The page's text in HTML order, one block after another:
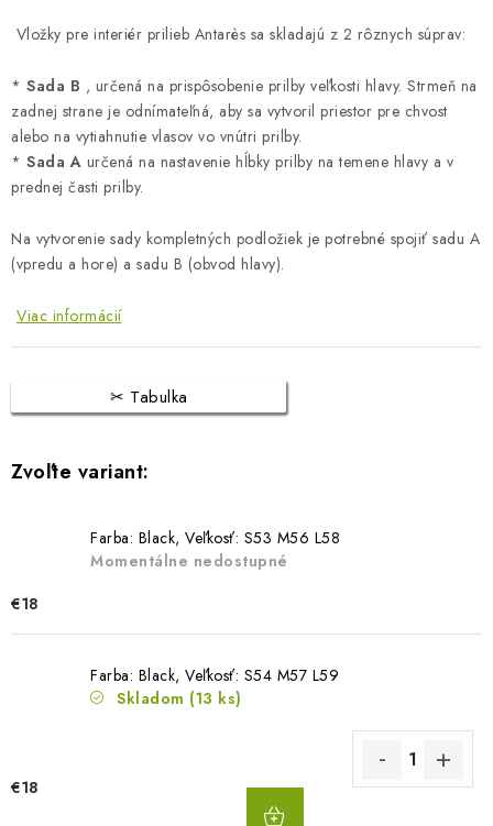
Vložky pre interiér prilieb Antarès sa skladajú z 2 rôznych súprav:
* Sada B , určená na prispôsobenie prilby veľkosti hlavy. Strmeň na
zadnej strane je odnímateľná, aby sa vytvoril priestor pre chvost
alebo na vytiahnutie vlasov vo vnútri prilby.
* Sada A určená na nastavenie hĺbky prilby na temene hlavy a v
prednej časti prilby.
Na vytvorenie sady kompletných podložiek je potrebné spojiť sadu A
(vpredu a hore) a sadu B (obvod hlavy).
Viac informácií
Tabulka
Farba: Black, Veľkosť: S53 M56 L58
Momentálne nedostupné
€18
Farba: Black, Veľkosť: S54 M57 L59
Skladom (13 ks)
€18